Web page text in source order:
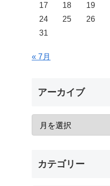
17
18 19
24
25 26
31
« 7月
アーカイブ
カテゴリー